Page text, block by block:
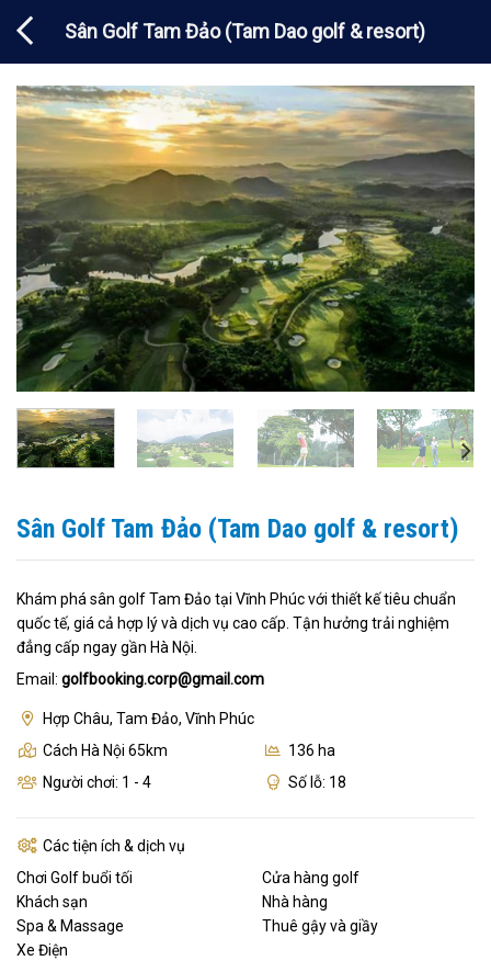
đến
dung
Sân Golf Tam Đảo (Tam Dao golf & resort)
Sân Golf Tam Đảo (Tam Dao golf & resort)
Khám phá sân golf Tam Đảo tại Vĩnh Phúc với thiết kế tiêu chuẩn
quốc tế, giá cả hợp lý và dịch vụ cao cấp. Tận hưởng trải nghiệm
đẳng cấp ngay gần Hà Nội.
Email: golfbooking.corp@gmail.com
Hợp Châu, Tam Đảo, Vĩnh Phúc
Cách Hà Nội 65km
136 ha
Người chơi: 1 - 4
Số lỗ: 18
Các tiện ích & dịch vụ
Chơi Golf buổi tối
Cửa hàng golf
Khách sạn
Nhà hàng
Spa & Massage
Thuê gậy và giầy
Xe Điện